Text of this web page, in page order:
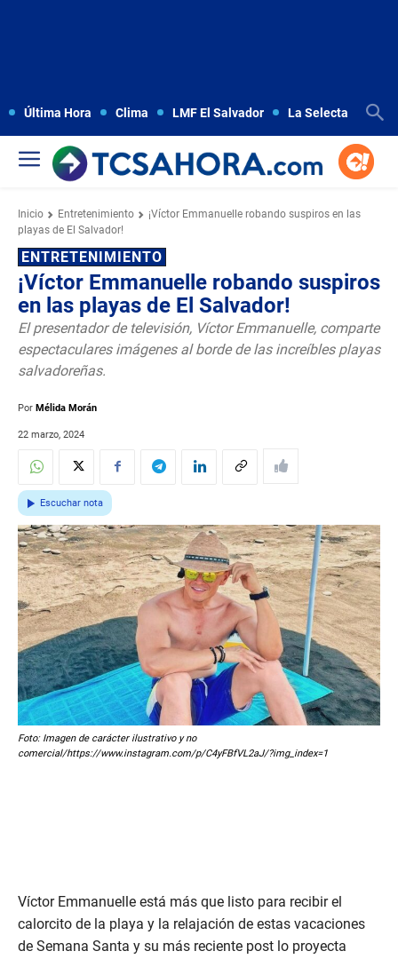
Última Hora Clima LMF El Salvador La Selecta
Inicio Entretenimiento
¡Víctor Emmanuelle robando suspiros en las
playas de El Salvador!
ENTRETENIMIENTO
¡Víctor Emmanuelle robando suspiros
en las playas de El Salvador!
El presentador de televisión, Víctor Emmanuelle, comparte
espectaculares imágenes al borde de las increíbles playas
salvadoreñas.
Por Mélida Morán
22 marzo, 2024
Escuchar nota
Foto: Imagen de carácter ilustrativo y no
comercial/https://www.instagram.com/p/C4yFBfVL2aJ/?img_index=1
Víctor Emmanuelle está más que listo para recibir el
calorcito de la playa y la relajación de estas vacaciones
de Semana Santa y su más reciente post lo proyecta